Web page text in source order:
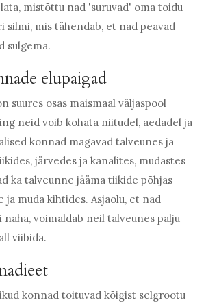
mistõttu nad 'suruvad' oma toidu
silmi, mis tähendab, et nad peavad
sulgema.
elupaigad
suures osas maismaal väljaspool
neid võib kohata niitudel, aedadel ja
konnad magavad talveunes ja
järvedes ja kanalites, mudastes
ka talveunne jääma tiikide põhjas
ja muda kihtides. Asjaolu, et nad
naha, võimaldab neil talveunes palju
viibida.
konnad toituvad kõigist selgrootu